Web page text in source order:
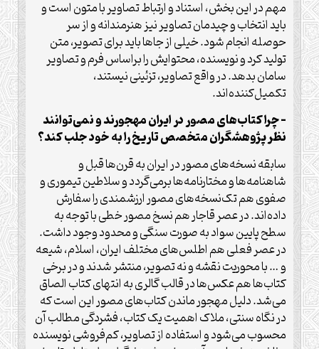
مهم در این بخش، استناد و ارتباط تصاویر با متون است و
باید انتخاب و چیدمان تصاویر نیز هنرمندانه و از سر
حوصله انجام شود. خیلی از جاها باید برای تصویر، متن
تولید کرد و نویسنده، محتوایش را براساس فرم و تصاویر
سامان بدهد. در واقع تصاویر، تزئینی نیستند،
تکمیل‌کننده‌اند.
– چرا کتاب‌های مصور در ایران مهجورند و نمی‌توانند
نظر پژوهشگران متخصص تاریخ را به خود جلب کند؟
سابقه نسخه‌های مصور در ایران به قرن‌ها قبل و
شاهنامه‌ها و مختارنامه‌ها برمی‌گردد و سلاطین تیموری و
صفوی هم تک‌نسخه‌های مصور ارزشمندی را سفارش
داده‌اند. در عصر قاجار هم نسخ مصور خطی با توجه به
سطح پایین سواد به صورت سنگی و محدود وجود داشت.
در عصر فعلی هم اطلس‌های مختلف ایران، اسلام، شیعه
و … با محوریت نقشه و نه تصویر، منتشر شدند و در برخی
کتاب‌ها هم عکس‌ها در قالب گالری به انتهای کتاب الصاق
می‌شد. دلیل مهجور ماندن کتاب‌های مصور این است که
در نگاه سنتی، ملاک اهمیت یک کتاب، فشردگی مطالب آن
محسوب می‌شود و استفاده از تصاویر، کم‌فروشی نویسنده